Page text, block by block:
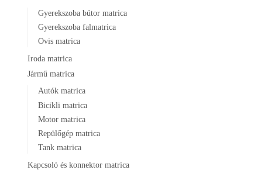
Gyerekszoba bútor matrica
Gyerekszoba falmatrica
Ovis matrica
Iroda matrica
Jármű matrica
Autók matrica
Bicikli matrica
Motor matrica
Repülőgép matrica
Tank matrica
Kapcsoló és konnektor matrica